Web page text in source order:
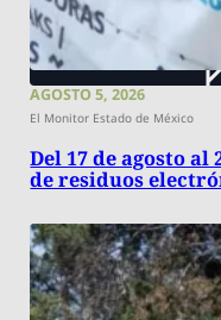
AGOSTO 5, 2026
El Monitor Estado de México
Del 17 de agosto
de residuos